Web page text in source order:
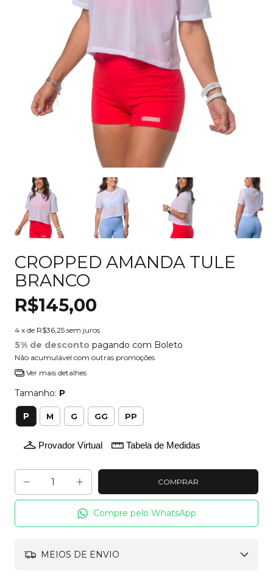
CROPPED AMANDA TULE
BRANCO
R$145,00
4 x de R$36,25 sem juros
5% de desconto pagando com Boleto
Não acumulável com outras promoções
Ver mais detalhes
Tamanho: P
P M G GG PP
Provador Virtual Tabela de Medidas
Compre pelo WhatsApp
MEIOS DE ENVIO